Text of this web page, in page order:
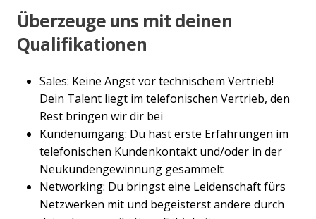
Überzeuge uns mit deinen
Qualifikationen
Sales: Keine Angst vor technischem Vertrieb!
Dein Talent liegt im telefonischen Vertrieb, den
Rest bringen wir dir bei
Kundenumgang: Du hast erste Erfahrungen im
telefonischen Kundenkontakt und/oder in der
Neukundengewinnung gesammelt
Networking: Du bringst eine Leidenschaft fürs
Netzwerken mit und begeisterst andere durch